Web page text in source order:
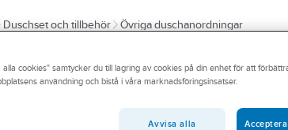
Duschset och tillbehör Övriga duschanordningar
GUSTAVSBERG
Väggfäste för
GBG VÄGGSTAG
Artikelnummer:
8218317
cookies" samtycker du till lagring av cookies på din enhet för att
användning och bistå i våra marknadsföringsinsatser.
Avvisa alla